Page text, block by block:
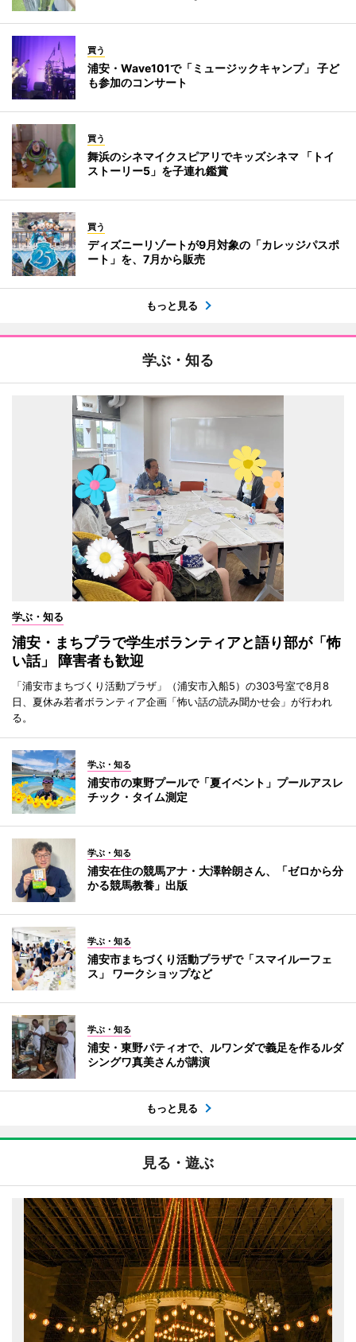
買う
浦安・Wave101で「ミュージックキャンプ」 子ど
も参加のコンサート
買う
舞浜のシネマイクスピアリでキッズシネマ 「トイ
ストーリー5」を子連れ鑑賞
買う
ディズニーリゾートが9月対象の「カレッジパスポ
ート」を、7月から販売
もっと見る
学ぶ・知る
学ぶ・知る
浦安・まちプラで学生ボランティアと語り部が「怖
い話」 障害者も歓迎
「浦安市まちづくり活動プラザ」（浦安市入船5）の303号室で8月8
日、夏休み若者ボランティア企画「怖い話の読み聞かせ会」が行われ
る。
学ぶ・知る
浦安市の東野プールで「夏イベント」プールアスレ
チック・タイム測定
学ぶ・知る
浦安在住の競馬アナ・大澤幹朗さん、「ゼロから分
かる競馬教養」出版
学ぶ・知る
浦安市まちづくり活動プラザで「スマイルーフェ
ス」 ワークショップなど
学ぶ・知る
浦安・東野パティオで、ルワンダで義足を作るルダ
シングワ真美さんが講演
もっと見る
見る・遊ぶ